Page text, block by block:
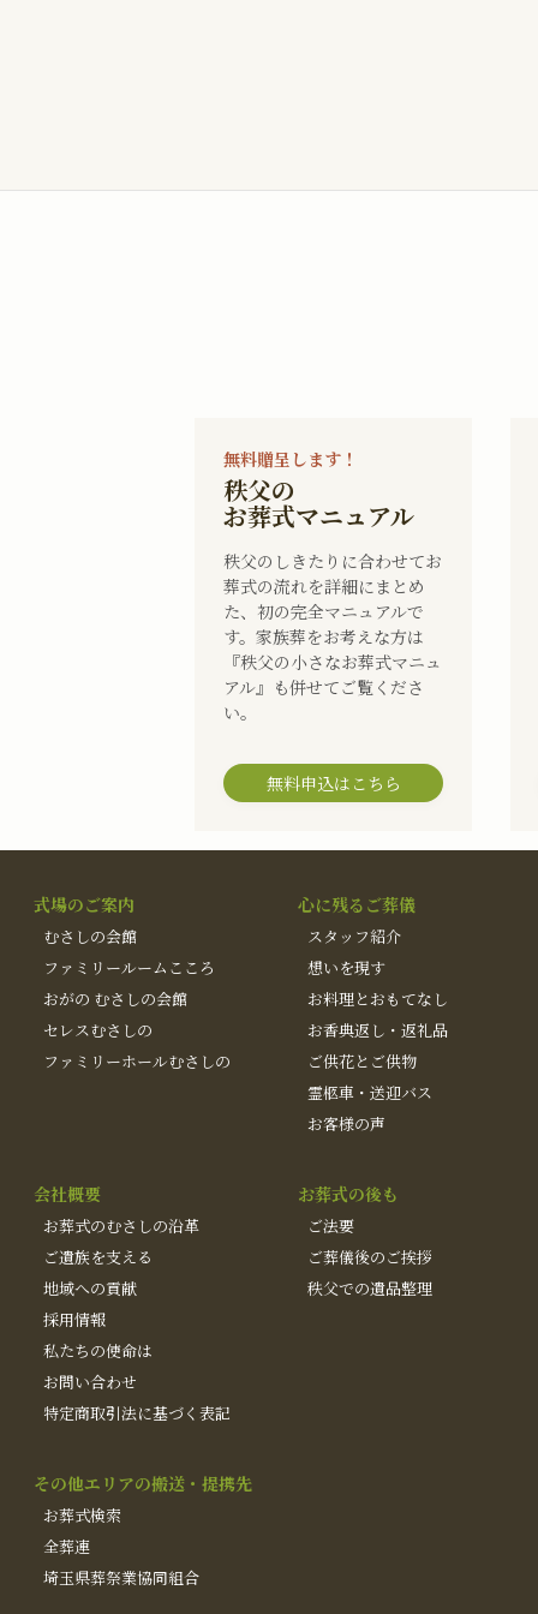
無料贈呈します！
秩父の
お葬式マニュアル
秩父のしきたりに合わせてお
葬式の流れを詳細にまとめ
た、初の完全マニュアルで
す。家族葬をお考えな方は
『秩父の小さなお葬式マニュ
アル』も併せてご覧くださ
い。
無料申込はこちら
式場のご案内
むさしの会館
ファミリールームこころ
おがの むさしの会館
セレスむさしの
ファミリーホールむさしの
心に残るご葬儀
スタッフ紹介
想いを現す
お料理とおもてなし
お香典返し・返礼品
ご供花とご供物
霊柩車・送迎バス
お客様の声
会社概要
お葬式のむさしの沿革
ご遺族を支える
地域への貢献
採用情報
私たちの使命は
お問い合わせ
特定商取引法に基づく表記
お葬式の後も
ご法要
ご葬儀後のご挨拶
秩父での遺品整理
その他エリアの搬送・提携先
お葬式検索
全葬連
埼玉県葬祭業協同組合